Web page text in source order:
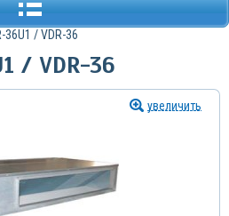
36U1 / VDR-36
/ VDR-36
увеличить